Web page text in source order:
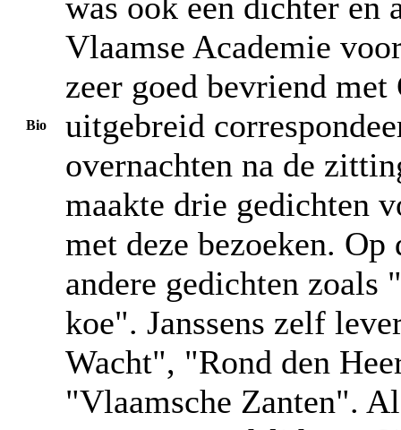
Bio
Vlaamse Academie
zeer goed bevriend
uitgebreid
overnachten na de
maakte drie gedichten
met deze bezoeken.
andere gedichten
koe". Janssens zelf
Wacht", "Rond den
"Vlaamsche Zanten".